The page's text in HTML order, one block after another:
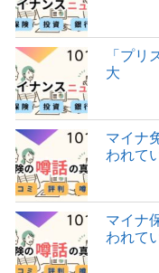
「プ
大
マイナ
われて
マイナ
われて